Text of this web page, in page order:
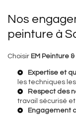
Nos
peinture à
Choisir EM Peinture
Expertise et
les techniques
Respect des
travail sécurisé
Engagement